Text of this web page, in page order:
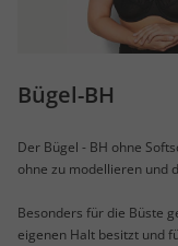
Bügel-BH
Der Bügel - BH ohne
ohne zu modellieren und
Besonders für die Büste
eigenen Halt besitzt und